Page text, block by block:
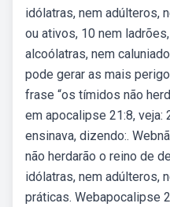
idólatras, nem adúlteros,
ou ativos, 10 nem
alcoólatras, nem
pode gerar as mais
frase “os tímidos não
em apocalipse 21:8, veja:
ensinava, dizendo:.
não herdarão o reino de
idólatras, nem adúlteros,
práticas. Webapocalipse